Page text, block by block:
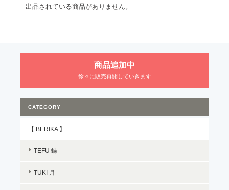
出品されている商品がありません。
商品追加中
徐々に販売再開していきます
CATEGORY
【 BERIKA 】
TEFU 蝶
TUKI 月